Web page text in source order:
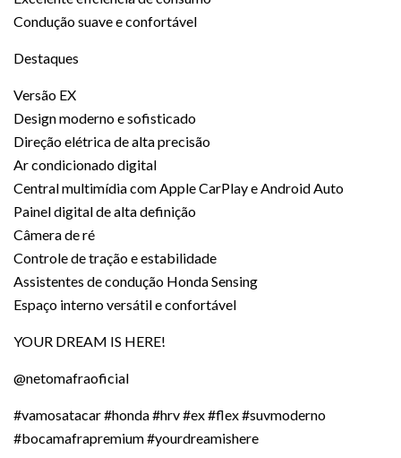
Condução suave e confortável
Destaques
Versão EX
Design moderno e sofisticado
Direção elétrica de alta precisão
Ar condicionado digital
Central multimídia com Apple CarPlay e Android Auto
Painel digital de alta definição
Câmera de ré
Controle de tração e estabilidade
Assistentes de condução Honda Sensing
Espaço interno versátil e confortável
YOUR DREAM IS HERE!
@netomafraoficial
#vamosatacar #honda #hrv #ex #flex #suvmoderno
#bocamafrapremium #yourdreamishere